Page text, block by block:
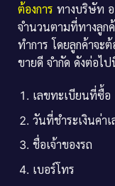
ต้องการ ทางบริษัท
จำนวนตามที่ทางลูก
ทำการ โดยลูกค้าจะ
ขายดี จำกัด ดังต่อไป
เลขทะเบียนที่ซื้อ
วันที่ชำระเงินค่า
ชื่อเจ้าของรถ
เบอร์โทร